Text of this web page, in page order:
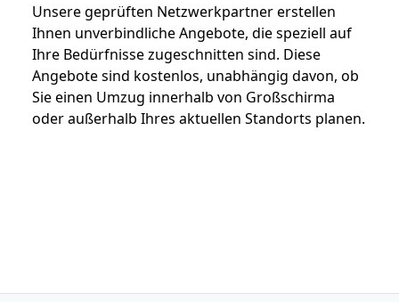
Unsere geprüften Netzwerkpartner erstellen
Ihnen unverbindliche Angebote, die speziell auf
Ihre Bedürfnisse zugeschnitten sind. Diese
Angebote sind kostenlos, unabhängig davon, ob
Sie einen Umzug innerhalb von Großschirma
oder außerhalb Ihres aktuellen Standorts planen.